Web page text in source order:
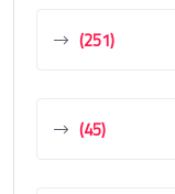
(251)
(45)